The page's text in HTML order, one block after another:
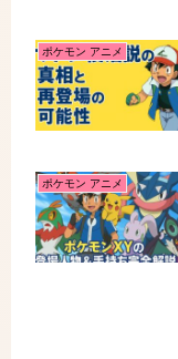
ポケモン アニメ
ポケモン アニメ